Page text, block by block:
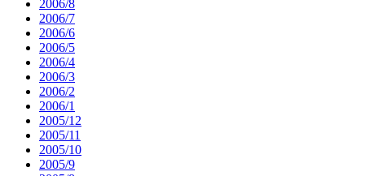
2006/8
2006/7
2006/6
2006/5
2006/4
2006/3
2006/2
2006/1
2005/12
2005/11
2005/10
2005/9